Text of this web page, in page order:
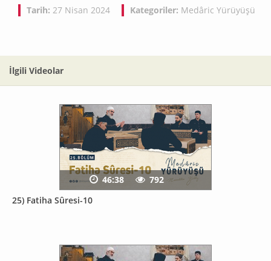
Tarih: 27 Nisan 2024 Kategoriler: Medâric Yürüyüşü
İlgili Videolar
25) Fatiha Sûresi-10
46:38 792